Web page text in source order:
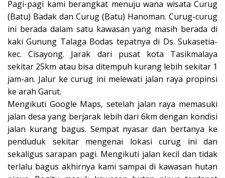
Pagi-pagi kami berangkat menuju wana wisata Curug
(Batu) Badak dan Curug (Batu) Hanoman. Curug-curug
ini berada dalam satu kawasan yang masih berada di
kaki Gunung Talaga Bodas tepatnya di Ds. Sukasetia-
kec. Cisayong. Jarak dari pusat kota Tasikmalaya
sekitar 25km atau bisa ditempuh kurang lebih sekitar 1
jam-an. Jalur ke curug ini melewati jalan raya propinsi
ke arah Garut.
Mengikuti Google Maps, setelah jalan raya memasuki
jalan desa yang berjarak lebih dari 6km dengan kondisi
jalan kurang bagus. Sempat nyasar dan bertanya ke
penduduk sekitar mengenai lokasi curug ini dan
sekaligus sarapan pagi. Mengikuti jalan kecil dan tidak
terlalu bagus akhirnya kami sampai di kawasan hutan